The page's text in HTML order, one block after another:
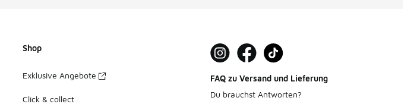
Shop
Exklusive Angebote
Click & collect
FAQ zu Versand und Lieferung
Du brauchst Antworten?